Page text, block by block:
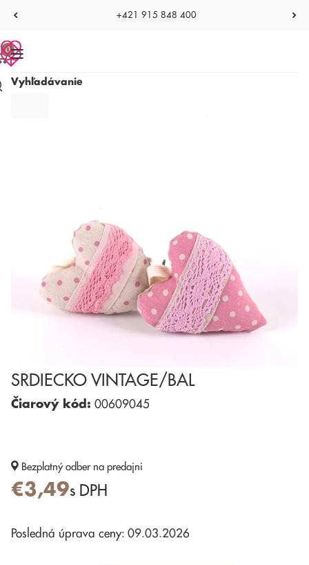
+421 915 848 400
Vyhľadávanie
0
SRDIECKO VINTAGE/BAL
Čiarový kód: 00609045
Bezplatný odber na predajni
€3,49s DPH
Posledná úprava ceny: 09.03.2026